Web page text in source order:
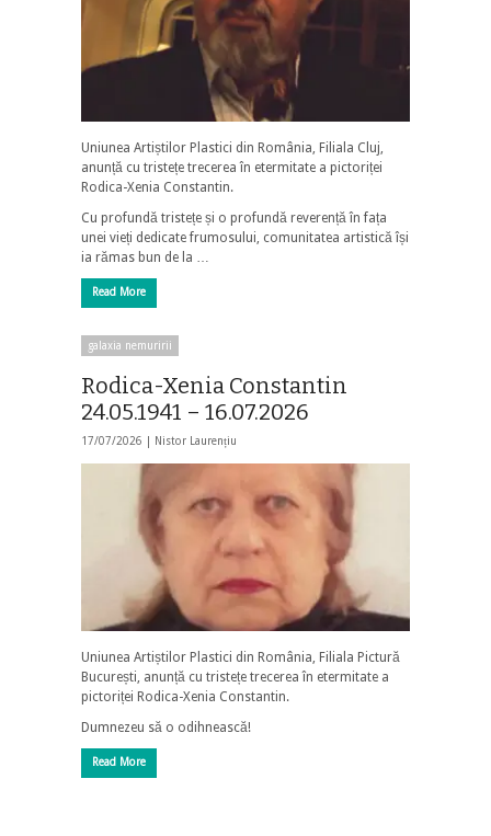
Uniunea Artiștilor Plastici din România, Filiala Cluj,
anunță cu tristețe trecerea în etermitate a pictoriței
Rodica-Xenia Constantin.
Cu profundă tristețe și o profundă reverență în fața
unei vieți dedicate frumosului, comunitatea artistică își
ia rămas bun de la …
Read More
galaxia nemuririi
Rodica-Xenia Constantin
24.05.1941 – 16.07.2026
17/07/2026 | Nistor Laurențiu
Uniunea Artiștilor Plastici din România, Filiala Pictură
București, anunță cu tristețe trecerea în etermitate a
pictoriței Rodica-Xenia Constantin.
Dumnezeu să o odihnească!
Read More